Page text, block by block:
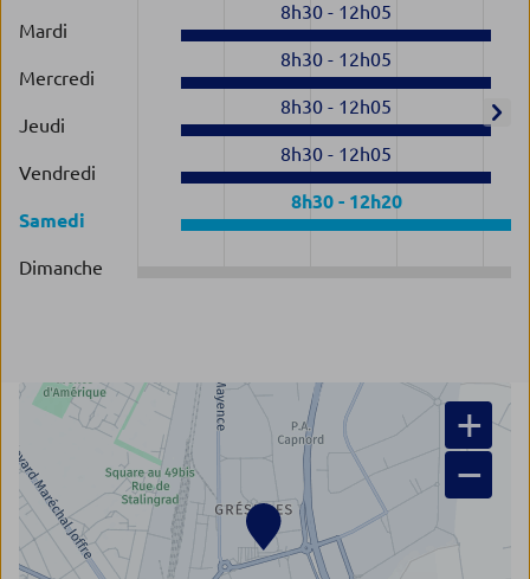
Mardi
8h30- 12h05
Mercredi
8h30- 12h05
Jeudi
8h30- 12h05
Vendredi
8h30- 12h05
Samedi
8h30- 12h20
Dimanche
+
−